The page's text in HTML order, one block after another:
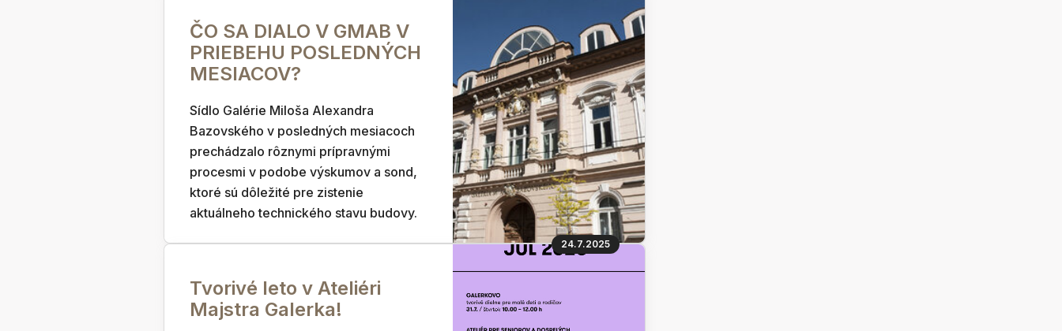
ČO SA DIALO V GMAB V
PRIEBEHU POSLEDNÝCH
MESIACOV?
Sídlo Galérie Miloša Alexandra
Bazovského v posledných mesiacoch
prechádzalo rôznymi prípravnými
procesmi v podobe výskumov a sond,
ktoré sú dôležité pre zistenie
aktuálneho technického stavu budovy.
24.7.2025
Tvorivé leto v Ateliéri
Majstra Galerka!